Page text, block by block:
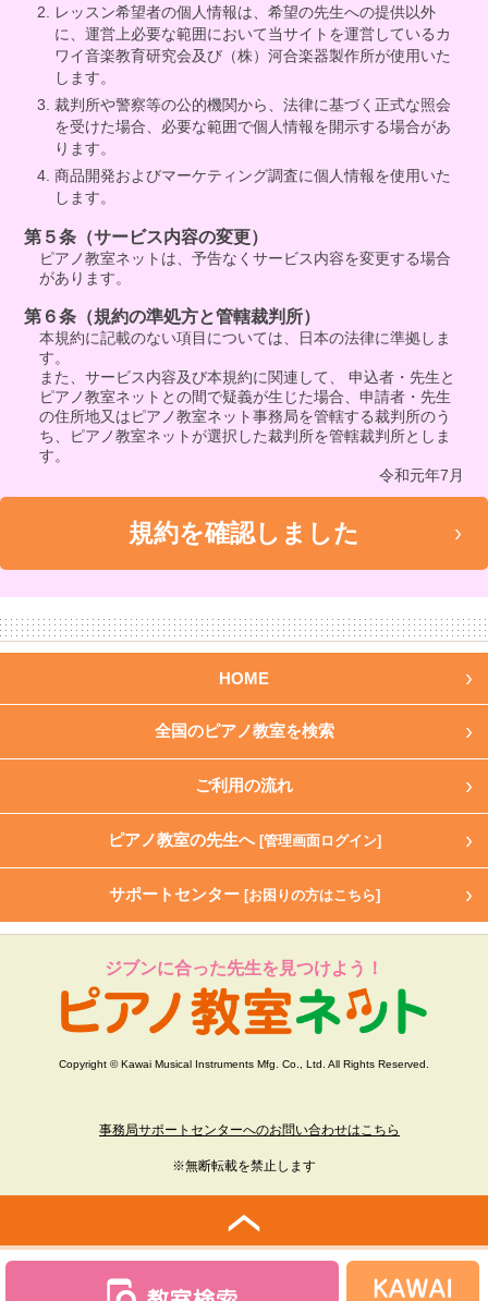
レッスン希望者の個人情報は、希望の先生への提供以外
に、運営上必要な範囲において当サイトを運営しているカ
ワイ音楽教育研究会及び（株）河合楽器製作所が使用いた
します。
裁判所や警察等の公的機関から、法律に基づく正式な照会
を受けた場合、必要な範囲で個人情報を開示する場合があ
ります。
商品開発およびマーケティング調査に個人情報を使用いた
します。
第５条（サービス内容の変更）
ピアノ教室ネットは、予告なくサービス内容を変更する場合
があります。
第６条（規約の準処方と管轄裁判所）
本規約に記載のない項目については、日本の法律に準拠しま
す。
また、サービス内容及び本規約に関連して、 申込者・先生と
ピアノ教室ネットとの間で疑義が生じた場合、申請者・先生
の住所地又はピアノ教室ネット事務局を管轄する裁判所のう
ち、ピアノ教室ネットが選択した裁判所を管轄裁判所としま
す。
令和元年7月
HOME
全国のピアノ教室を検索
ご利用の流れ
ピアノ教室の先生へ [管理画面ログイン]
サポートセンター [お困りの方はこちら]
ジブンに合った先生を見つけよう！
Copyright © Kawai Musical Instruments Mfg. Co., Ltd. All Rights Reserved.
事務局サポートセンターへのお問い合わせはこちら
※無断転載を禁止します